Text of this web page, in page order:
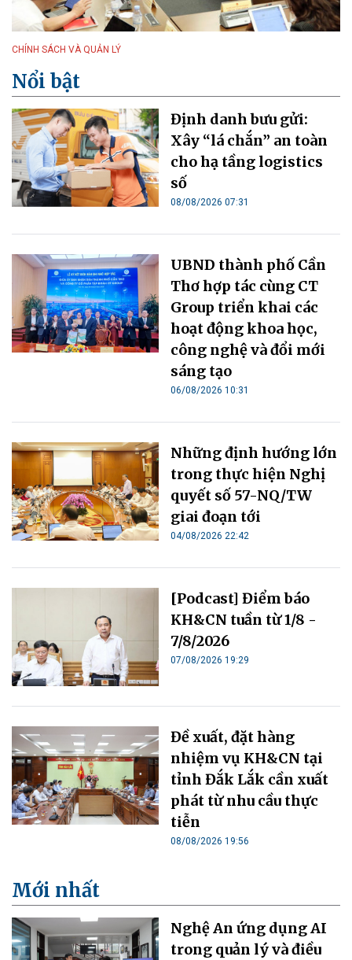
CHÍNH SÁCH VÀ QUẢN LÝ
Nổi bật
Định danh bưu gửi:
Xây “lá chắn” an toàn
cho hạ tầng logistics
số
08/08/2026 07:31
UBND thành phố Cần
Thơ hợp tác cùng CT
Group triển khai các
hoạt động khoa học,
công nghệ và đổi mới
sáng tạo
06/08/2026 10:31
Những định hướng lớn
trong thực hiện Nghị
quyết số 57-NQ/TW
giai đoạn tới
04/08/2026 22:42
[Podcast] Điểm báo
KH&CN tuần từ 1/8 -
7/8/2026
07/08/2026 19:29
Đề xuất, đặt hàng
nhiệm vụ KH&CN tại
tỉnh Đắk Lắk cần xuất
phát từ nhu cầu thực
tiễn
08/08/2026 19:56
Mới nhất
Nghệ An ứng dụng AI
trong quản lý và điều